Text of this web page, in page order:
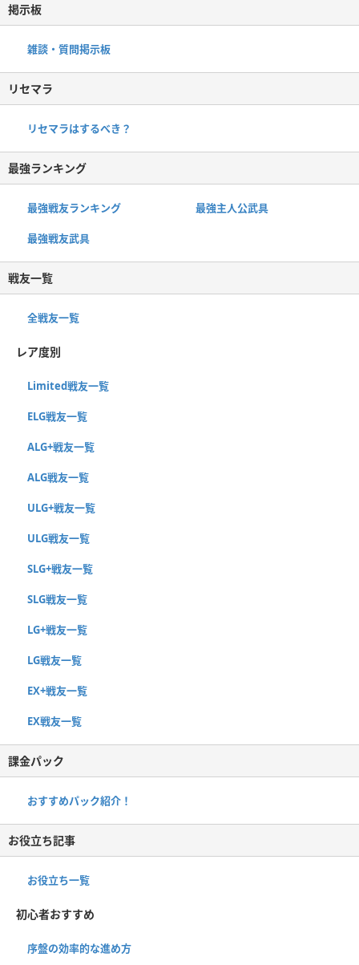
掲示板
雑談・質問掲示板
リセマラ
リセマラはするべき？
最強ランキング
最強戦友ランキング 最強主人公武具
最強戦友武具
戦友一覧
全戦友一覧
レア度別
Limited戦友一覧
ELG戦友一覧
ALG+戦友一覧
ALG戦友一覧
ULG+戦友一覧
ULG戦友一覧
SLG+戦友一覧
SLG戦友一覧
LG+戦友一覧
LG戦友一覧
EX+戦友一覧
EX戦友一覧
課金パック
おすすめパック紹介！
お役立ち記事
お役立ち一覧
初心者おすすめ
序盤の効率的な進め方